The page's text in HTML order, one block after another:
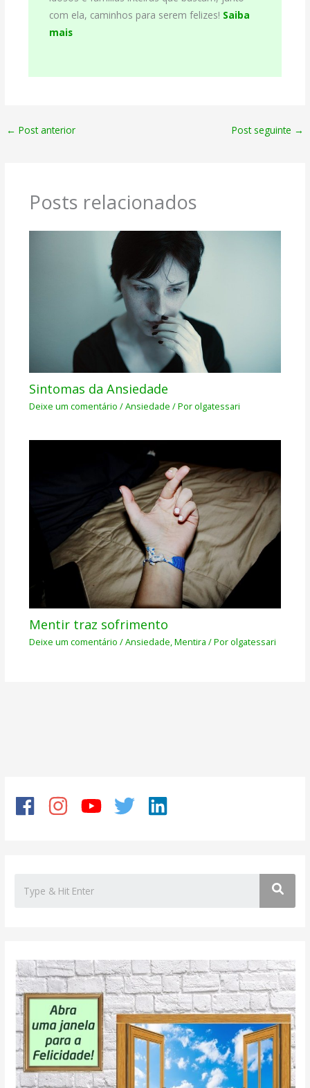
com ela, caminhos para serem felizes! Saiba
mais
← Post anterior Post seguinte →
Posts relacionados
Sintomas da Ansiedade
Deixe um comentário /Ansiedade / Porolgatessari
Mentir traz sofrimento
Deixe um comentário /Ansiedade,Mentira / Porolgatessari